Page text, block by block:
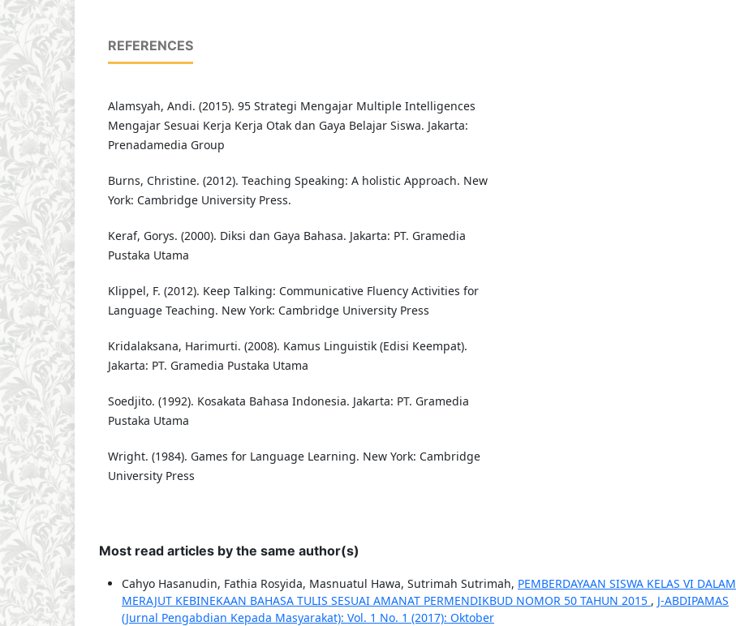
REFERENCES
Alamsyah, Andi. (2015). 95 Strategi Mengajar Multiple Intelligences
Mengajar Sesuai Kerja Kerja Otak dan Gaya Belajar Siswa. Jakarta:
Prenadamedia Group
Burns, Christine. (2012). Teaching Speaking: A holistic Approach. New
York: Cambridge University Press.
Keraf, Gorys. (2000). Diksi dan Gaya Bahasa. Jakarta: PT. Gramedia
Pustaka Utama
Klippel, F. (2012). Keep Talking: Communicative Fluency Activities for
Language Teaching. New York: Cambridge University Press
Kridalaksana, Harimurti. (2008). Kamus Linguistik (Edisi Keempat).
Jakarta: PT. Gramedia Pustaka Utama
Soedjito. (1992). Kosakata Bahasa Indonesia. Jakarta: PT. Gramedia
Pustaka Utama
Wright. (1984). Games for Language Learning. New York: Cambridge
University Press
Most read articles by the same author(s)
Cahyo Hasanudin, Fathia Rosyida, Masnuatul Hawa, Sutrimah Sutrimah, PEMBERDAYAAN SISWA KELAS VI DALAM
MERAJUT KEBINEKAAN BAHASA TULIS SESUAI AMANAT PERMENDIKBUD NOMOR 50 TAHUN 2015 , J-ABDIPAMAS
(Jurnal Pengabdian Kepada Masyarakat): Vol. 1 No. 1 (2017): Oktober